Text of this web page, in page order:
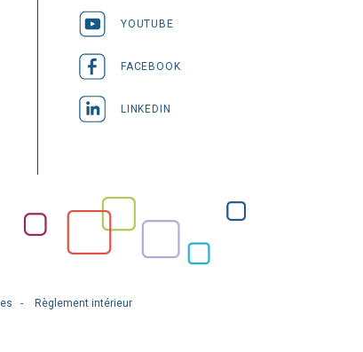
YOUTUBE
FACEBOOK
LINKEDIN
Règlement intérieur